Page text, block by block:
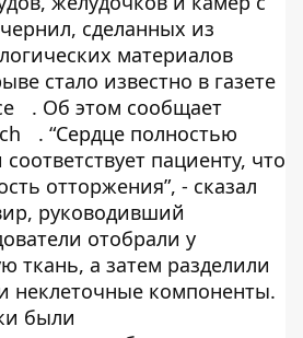
сделанных из
материалов
стало известно в газете
. Об этом сообщает
. “Сердце полностью
пациенту, что
отторжения”, - сказал
руководивший
отобрали у
ткань, а затем разделили
неклеточные компоненты.
были